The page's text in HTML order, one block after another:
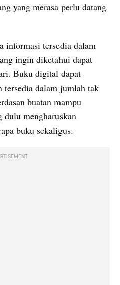
yang merasa perlu datang
informasi tersedia dalam
ingin diketahui dapat
Buku digital dapat
tersedia dalam jumlah tak
buatan mampu
dulu mengharuskan
buku sekaligus.